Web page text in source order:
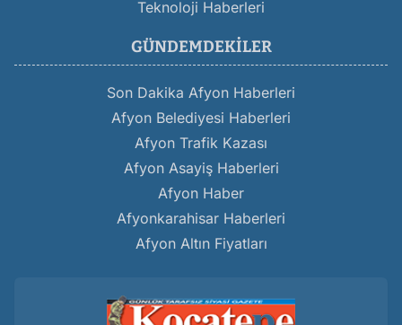
Teknoloji Haberleri
GÜNDEMDEKILER
Son Dakika Afyon Haberleri
Afyon Belediyesi Haberleri
Afyon Trafik Kazası
Afyon Asayiş Haberleri
Afyon Haber
Afyonkarahisar Haberleri
Afyon Altın Fiyatları